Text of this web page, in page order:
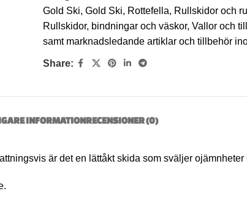
Gold Ski, Gold Ski, Rottefella, Rullskidor och
Rullskidor, bindningar och väskor, Vallor och
samt marknadsledande artiklar och tillbehör
Share:
INFORMATIONRECENSIONER (0)
är det en lättåkt skida som sväljer ojämnheter